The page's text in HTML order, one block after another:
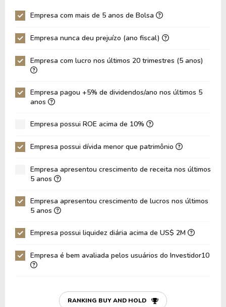
ROE
9,64%
ROIC
7,59%
ROA
4,56%
7,86%
Dívida Líquida / Ebitda
Dívida Líquida / Ebit
0,94
-1,63
Patrimônio / Ativos
0,47
Passivos / Ativos
0,53
CAGR Receitas 5 anos
CAGR Lucros 5 anos
15,85% 15,85%
Empresa com mais de 5 anos de Bolsa
Empresa nunca deu prejuízo (ano fiscal)
Empresa com lucro nos últimos 20 trimestres (5 anos)
Empresa pagou +5% de dividendos/ano nos últimos 5
anos
Empresa possui ROE acima de 10%
Empresa possui dívida menor que patrimônio
Empresa apresentou crescimento de receita nos últimos
5 anos
Empresa apresentou crescimento de lucros nos últimos
5 anos
Empresa possui liquidez diária acima de US$ 2M
Empresa é bem avaliada pelos usuários do Investidor10
RANKING BUY AND HOLD